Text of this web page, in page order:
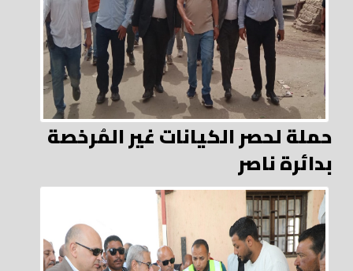
حملة لحصر الكيانات غير المُرخصة
بدائرة ناصر